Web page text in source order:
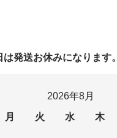
は発送お休みになります。
2026年8月
月 火 水 木